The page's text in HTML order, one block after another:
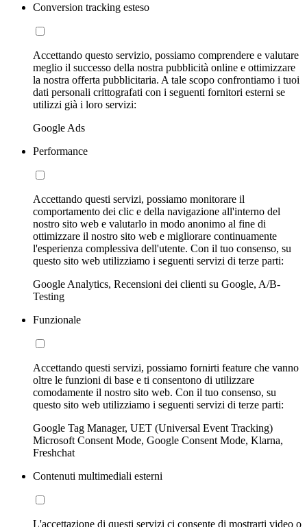
Conversion tracking esteso
Accettando questo servizio, possiamo comprendere e valutare
meglio il successo della nostra pubblicità online e ottimizzare
la nostra offerta pubblicitaria. A tale scopo confrontiamo i tuoi
dati personali crittografati con i seguenti fornitori esterni se
utilizzi già i loro servizi:
Google Ads
Performance
Accettando questi servizi, possiamo monitorare il
comportamento dei clic e della navigazione all'interno del
nostro sito web e valutarlo in modo anonimo al fine di
ottimizzare il nostro sito web e migliorare continuamente
l'esperienza complessiva dell'utente. Con il tuo consenso, su
questo sito web utilizziamo i seguenti servizi di terze parti:
Google Analytics, Recensioni dei clienti su Google, A/B-
Testing
Funzionale
Accettando questi servizi, possiamo fornirti feature che vanno
oltre le funzioni di base e ti consentono di utilizzare
comodamente il nostro sito web. Con il tuo consenso, su
questo sito web utilizziamo i seguenti servizi di terze parti:
Google Tag Manager, UET (Universal Event Tracking)
Microsoft Consent Mode, Google Consent Mode, Klarna,
Freshchat
Contenuti multimediali esterni
L'accettazione di questi servizi ci consente di mostrarti video o